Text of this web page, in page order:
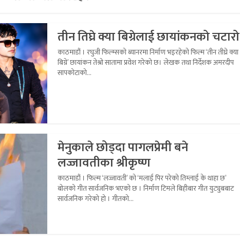
तीन तिघ्रे क्या बिग्रेलाई छायांकनको चटारो
काठमाडौं । रघुजी फिल्म्सको ब्यानरमा निर्माण भइरहेको फिल्म ‘तीन तीघ्रे क्या
बिग्रे’ छायांकन तेश्रो सातामा प्रवेश गरेको छ। लेखक तथा निर्देशक अमरदीप
सापकोटाको...
मेनुकाले छोड्दा पागलप्रेमी बने
लज्जावतीका श्रीकृष्ण
काठमाडौं । फिल्म ‘लज्जावती’ को ‘मलाई पिर परेको तिम्लाई के थाहा छ’
बोलको गीत सार्वजनिक भएको छ । निर्माण टिमले बिहीबार गीत युट्युबबाट
सार्वजनिक गरेको हो । गीतको...